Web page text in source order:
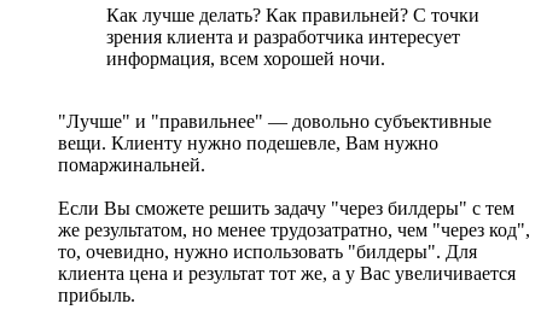
Как лучше делать? Как правильней? С точки
зрения клиента и разработчика интересует
информация, всем хорошей ночи.
"Лучше" и "правильнее" — довольно субъективные
вещи. Клиенту нужно подешевле, Вам нужно
помаржинальней.
Если Вы сможете решить задачу "через билдеры" с тем
же результатом, но менее трудозатратно, чем "через код",
то, очевидно, нужно использовать "билдеры". Для
клиента цена и результат тот же, а у Вас увеличивается
прибыль.